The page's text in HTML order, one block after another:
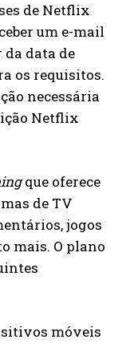
de Netflix
um e-mail
da data de
os requisitos.
necessária
Netflix
que oferece
de TV
jogos
mais. O plano
móveis